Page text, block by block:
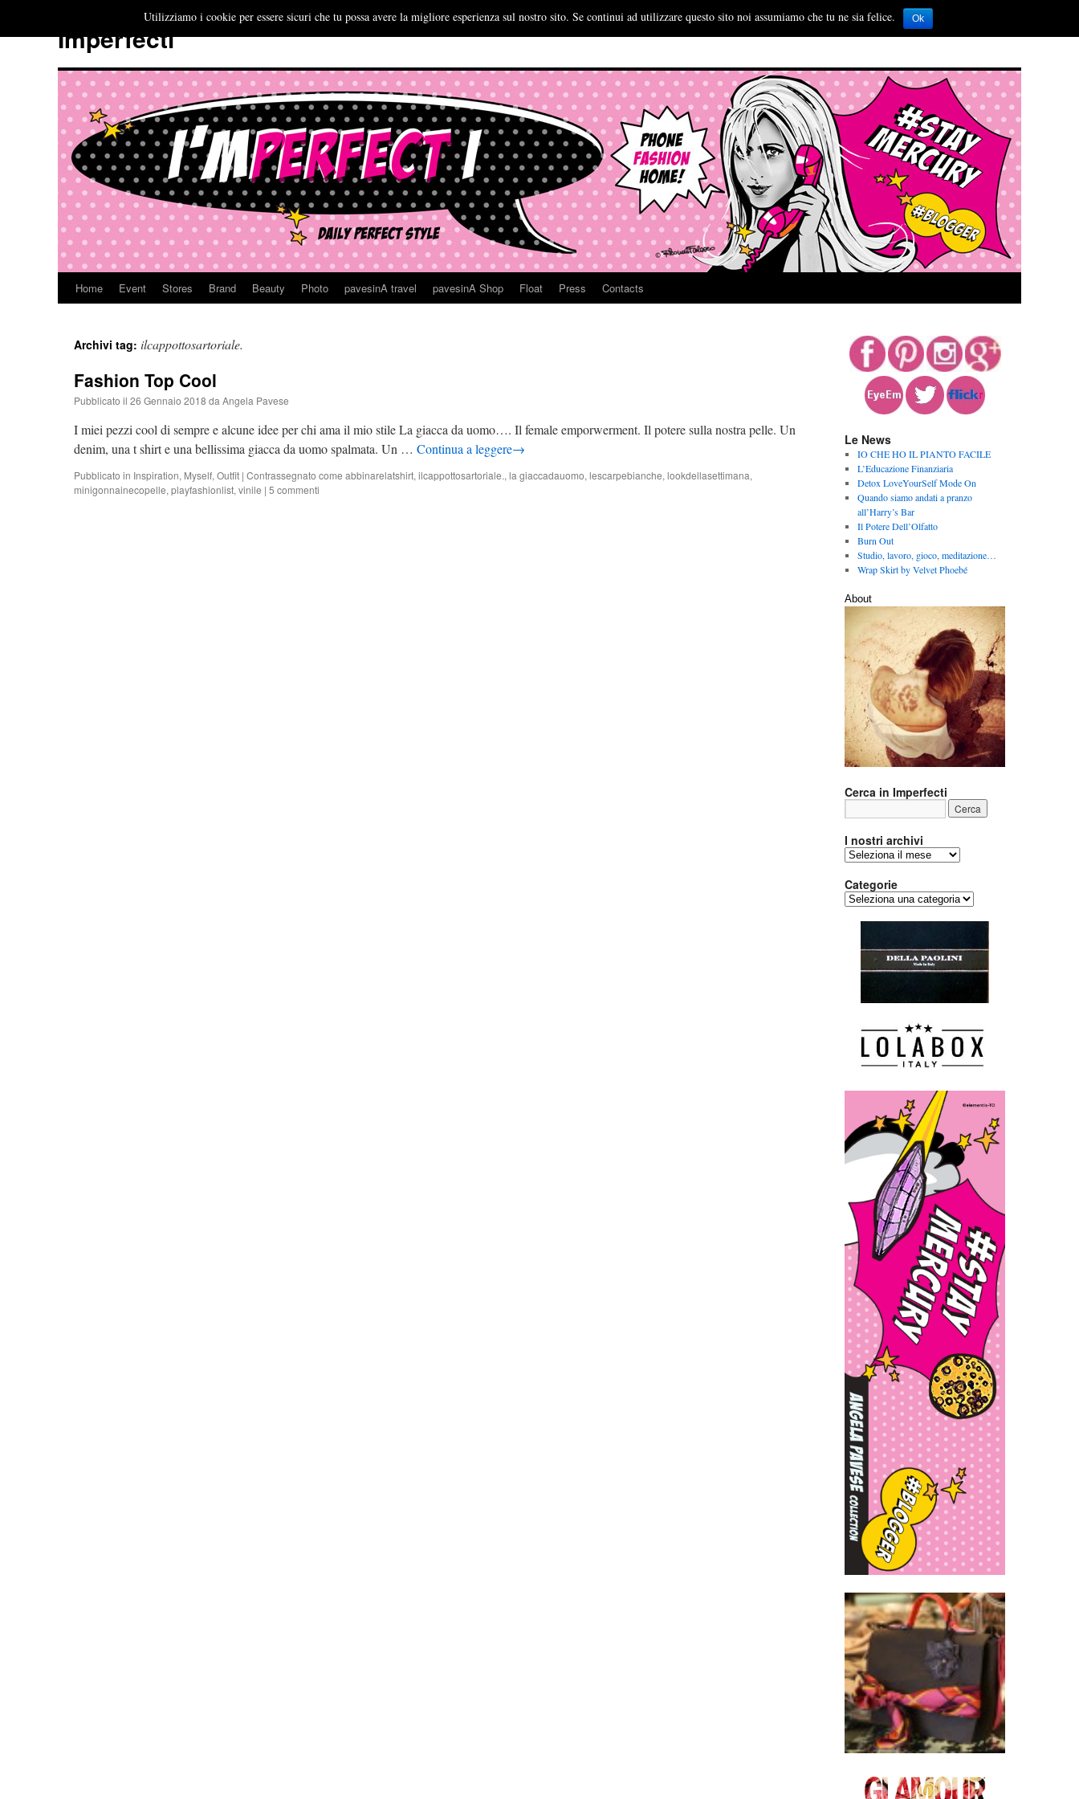
Imperfecti
Vai
contenuto
Home Event Stores Brand Beauty Photo pavesinA travel pavesinA Shop Float Press Contacts
Archivi tag: ilcappottosartoriale.
Fashion Top Cool
Pubblicato il 26 Gennaio 2018 da Angela Pavese
I miei pezzi cool di sempre e alcune idee per chi ama il mio stile La giacca da uomo…. Il female emporwerment. Il potere sulla nostra pelle. Un
denim, una t shirt e una bellissima giacca da uomo spalmata. Un … Continua a leggere→
Pubblicato in Inspiration, Myself, Outfit | Contrassegnato come abbinarelatshirt, ilcappottosartoriale., la giaccadauomo, lescarpebianche, lookdellasettimana,
minigonnainecopelle, playfashionlist, vinile | 5 commenti
Le News
IO CHE HO IL PIANTO FACILE
L’Educazione Finanziaria
Detox LoveYourSelf Mode On
Quando siamo andati a pranzo
all’Harry’s Bar
Il Potere Dell’Olfatto
Burn Out
Studio, lavoro, gioco, meditazione…
Wrap Skirt by Velvet Phoebé
About
Cerca in Imperfecti
I nostri archivi
archivi
Categorie
Categorie
Utilizziamo i cookie per essere sicuri che tu possa avere la migliore esperienza sul nostro sito. Se continui ad utilizzare questo sito noi assumiamo che tu ne sia felice. Ok